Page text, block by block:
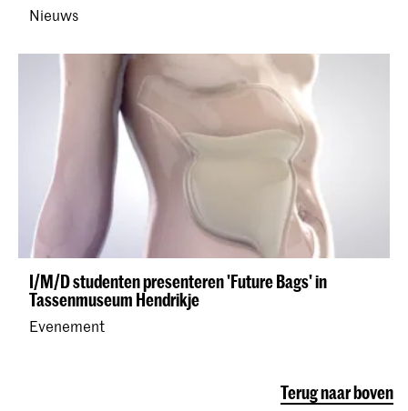
Nieuws
I/M/D studenten presenteren 'Future Bags' in
Tassenmuseum Hendrikje
Evenement
Terug naar boven